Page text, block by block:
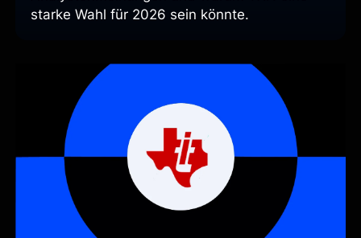
starke Wahl für 2026 sein könnte.